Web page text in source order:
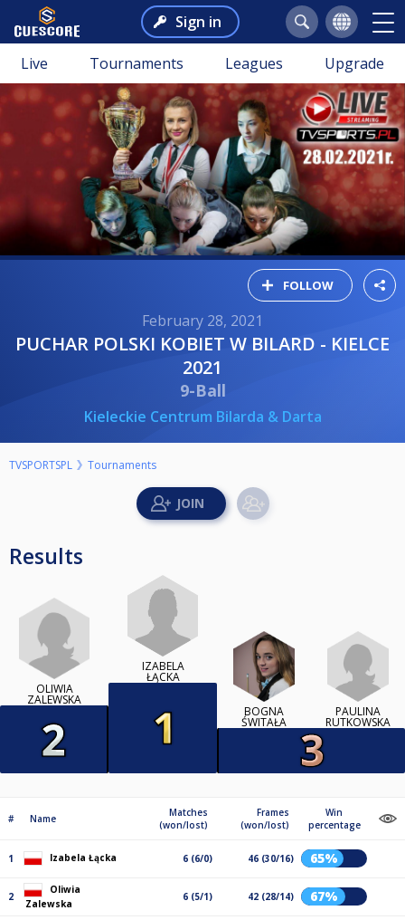
Sign in
Live Tournaments Leagues Upgrade
FOLLOW
February 28, 2021
PUCHAR POLSKI KOBIET W BILARD - KIELCE
2021
9-Ball
Kieleckie Centrum Bilarda & Darta
TVSPORTSPL Tournaments
Results
OLIWIA
ZALEWSKA
IZABELA
ŁĄCKA
BOGNA
ŚWITAŁA
PAULINA
RUTKOWSKA
# Name
Matches
(won/lost)
Frames
(won/lost)
Win
percentage
1 Izabela Łącka 6 (6/0) 46 (30/16) 65%
2
Oliwia
Zalewska
6 (5/1) 42 (28/14) 67%